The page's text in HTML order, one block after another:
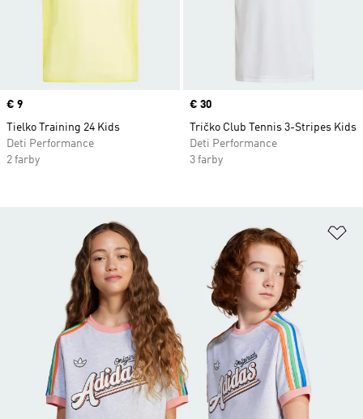
Price
€ 9
Tielko Training 24 Kids
Deti Performance
2 farby
Price
€ 30
Tričko Club Tennis 3-Stripes Kids
Deti Performance
3 farby